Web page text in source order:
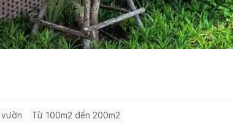
vườn Từ 100m2 đến 200m2